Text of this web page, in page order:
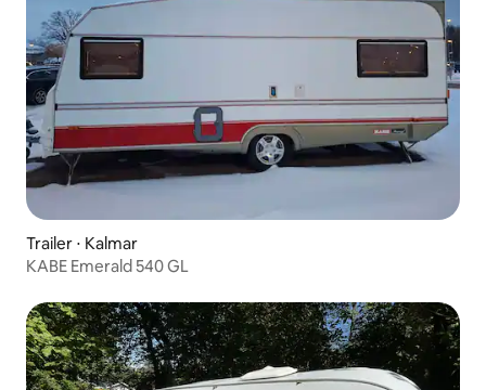
Trailer ⋅ Kalmar
KABE Emerald 540 GL